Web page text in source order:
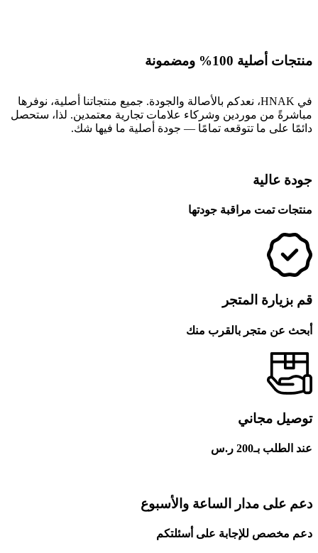
منتجات أصلية 100% ومضمونة
في HNAK، نعدكم بالأصالة والجودة. جميع منتجاتنا أصلية، نوفرها
مباشرةً من موردين وشركاء علامات تجارية معتمدين. لذا، ستحصل
دائمًا على ما تتوقعه تمامًا — جودة أصلية ما فيها شك.
جودة عالية
منتجات تمت مراقبة جودتها
قم بزيارة المتجر
أبحث عن متجر بالقرب منك
توصيل مجاني
عند الطلب بـ200 ر.س
دعم على مدار الساعة والأسبوع
دعم مخصص للإجابة على أسئلتكم